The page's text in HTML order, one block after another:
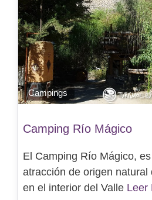
Campings
Camping Río Mágico
El Camping Río Mágico,
atracción de origen natural
en el interior del Valle